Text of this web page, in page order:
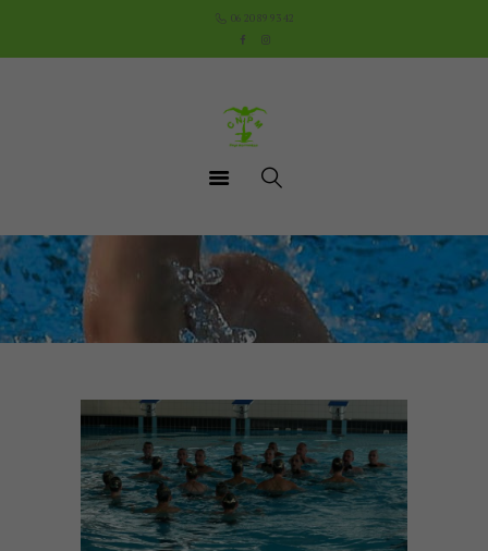
06 20 89 93 42
Le Club
Aquathlon du Pays
Mornantais
Documents utiles